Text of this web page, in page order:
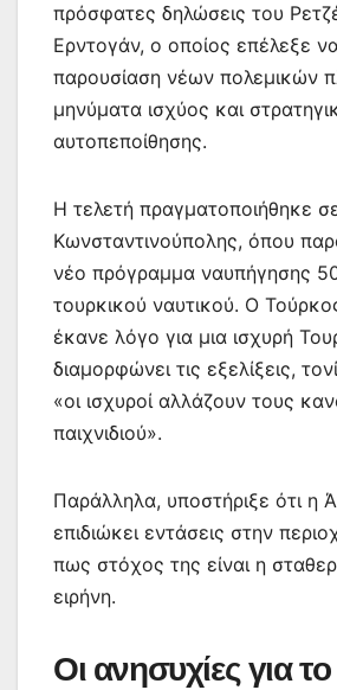
πρόσφατες δηλώσεις του
Ερντογάν, ο οποίος επέλεξε
παρουσίαση νέων πολεμικών
μηνύματα ισχύος και
αυτοπεποίθησης.
Η τελετή πραγματοποιήθηκε
Κωνσταντινούπολης, όπου
νέο πρόγραμμα ναυπήγησης
τουρκικού ναυτικού. Ο
έκανε λόγο για μια ισχυρή
διαμορφώνει τις εξελίξεις,
«οι ισχυροί αλλάζουν τους
παιχνιδιού».
Παράλληλα, υποστήριξε ότι η
επιδιώκει εντάσεις στην
πως στόχος της είναι η
ειρήνη.
Οι ανησυχίες για το